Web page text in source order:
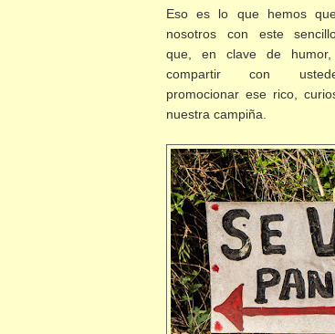
Eso es lo que hemos
nosotros con este
que, en clave de humor,
compartir con
promocionar ese rico,
nuestra campiña.